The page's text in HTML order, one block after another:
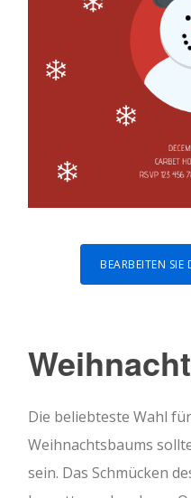
BEARBEITEN SIE
Die beliebteste Wahl
Weihnachtsbaums
sein. Das Schmücken